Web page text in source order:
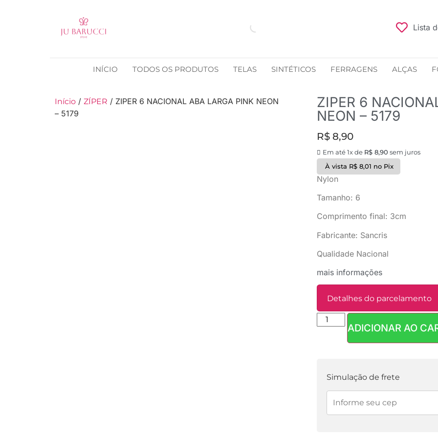
Lista
INÍCIO TODOS OS PRODUTOS TELAS SINTÉTICOS FERRAGENS ALÇAS
Início / ZÍPER / ZIPER 6 NACIONAL ABA LARGA PINK NEON
– 5179
ZIPER 6
NEON – 5179
R$8,90
Em até 1x de R$8,90 sem juros
À vista R$ 8,01 no Pix
Nylon
Tamanho: 6
Comprimento final: 3cm
Fabricante: Sancris
Qualidade Nacional
mais informações
Detalhes do parcelamento
Parcelas:ADICIONAR AO
Simulação de frete